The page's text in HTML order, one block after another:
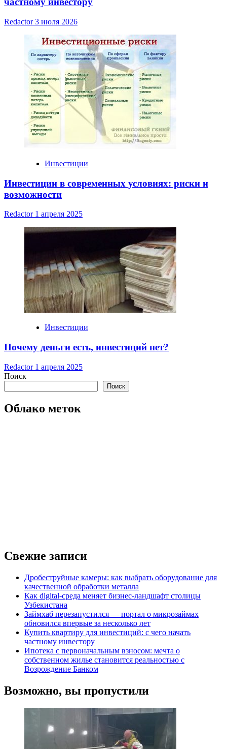
Redactor3 июля 2026
Инвестиции
Инвестиции в современных условиях: риски и
возможности
Redactor 1 апреля 2025
Инвестиции
Почему деньги есть, инвестиций нет?
Redactor 1 апреля 2025
Поиск
Поиск
Облако меток
Свежие записи
Дробеструйные камеры: как выбрать оборудование для
качественной обработки металла
Как digital-среда меняет бизнес-ландшафт столицы
Узбекистана
Займхаб перезапустился — портал о микрозаймах
обновился впервые за несколько лет
Купить квартиру для инвестиций: с чего начать
частному инвестору
Ипотека с первоначальным взносом: мечта о
собственном жилье становится реальностью с
Возрождение Банком
Возможно, вы пропустили